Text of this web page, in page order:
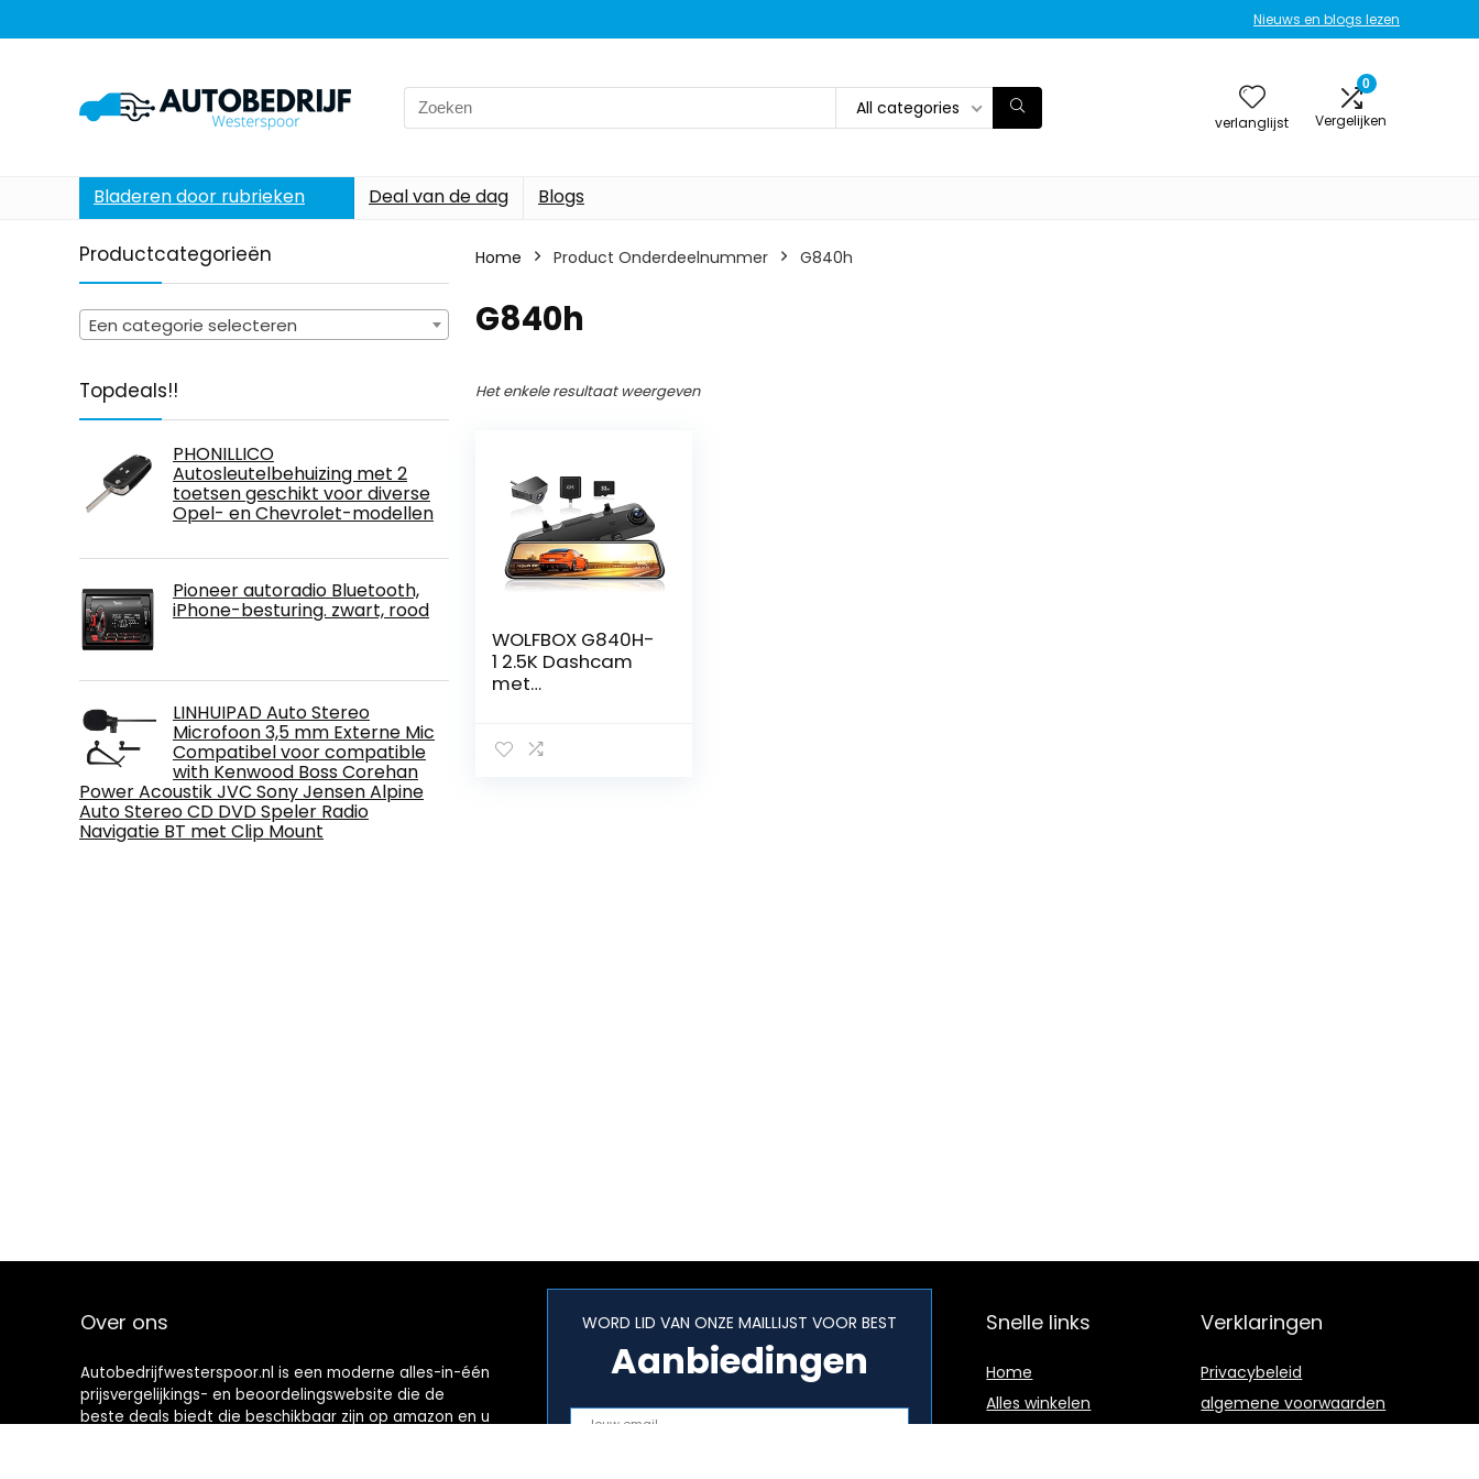
Nieuws en blogs lezen
Search
for:
All categories
verlanglijst
0
Vergelijken
Bladeren door rubrieken Deal van de dag Blogs
Productcategorieën
Een categorie selecteren
Topdeals!!
PHONILLICO
Autosleutelbehuizing met 2
toetsen geschikt voor diverse
Opel- en Chevrolet-modellen
Pioneer autoradio Bluetooth,
iPhone-besturing. zwart, rood
LINHUIPAD Auto Stereo
Microfoon 3,5 mm Externe Mic
Compatibel voor compatible
with Kenwood Boss Corehan
Power Acoustik JVC Sony Jensen Alpine
Auto Stereo CD DVD Speler Radio
Navigatie BT met Clip Mount
Home Product Onderdeelnummer ‎G840h
‎G840h
Het enkele resultaat weergeven
WOLFBOX G840H-
1 2.5K Dashcam
met
Touchscreen
Over ons
Autobedrijfwesterspoor.nl is een moderne alles-in-één
prijsvergelijkings- en beoordelingswebsite die de
beste deals biedt die beschikbaar zijn op amazon en u
WORD LID VAN ONZE MAILLIJST VOOR BEST
Aanbiedingen
Snelle links
Home
Alles winkelen
Verklaringen
Privacybeleid
algemene voorwaarden